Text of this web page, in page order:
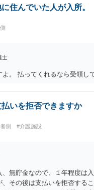
ることは可能です。
住んでいた人が入所。
士
。 払ってくれるなら受領し
いを拒否できますか
側 #介護施設
、無貯金なので、１年程度は
その後は支払いを拒否する